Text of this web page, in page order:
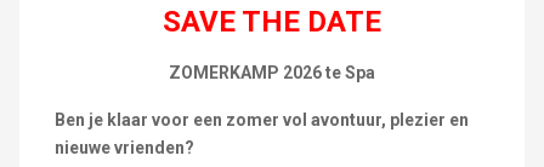
SAVE THE DATE
ZOMERKAMP 2026 te Spa
Ben je klaar voor een zomer vol avontuur, plezier en
nieuwe vrienden?